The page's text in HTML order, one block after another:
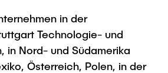
in der
Technologie- und
in Nord- und Südamerika
Österreich, Polen, in der